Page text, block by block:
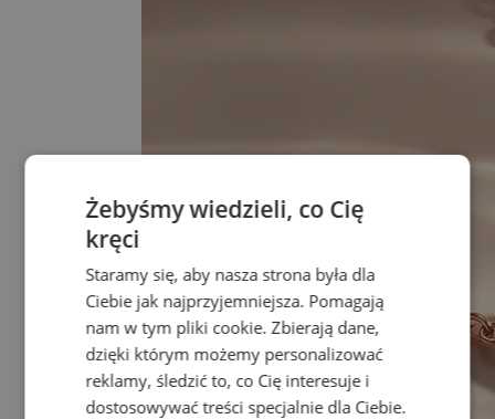
Żebyśmy wiedzieli, co Cię
kręci
Staramy się, aby nasza strona była dla
Ciebie jak najprzyjemniejsza. Pomagają
nam w tym pliki cookie. Zbierają dane,
dzięki którym możemy personalizować
reklamy, śledzić to, co Cię interesuje i
dostosowywać treści specjalnie dla Ciebie.